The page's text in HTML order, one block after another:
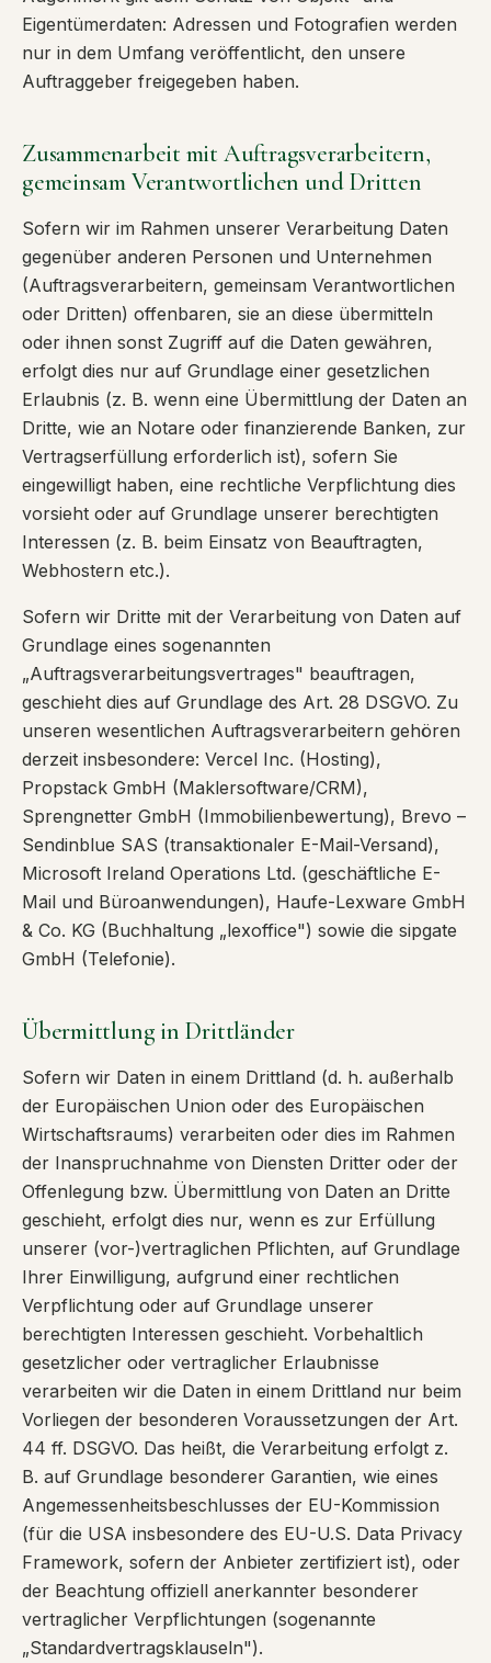
Eigentümerdaten: Adressen und Fotografien werden
nur in dem Umfang veröffentlicht, den unsere
Auftraggeber freigegeben haben.
Zusammenarbeit mit Auftragsverarbeitern,
gemeinsam Verantwortlichen und Dritten
Sofern wir im Rahmen unserer Verarbeitung Daten
gegenüber anderen Personen und Unternehmen
(Auftragsverarbeitern, gemeinsam Verantwortlichen
oder Dritten) offenbaren, sie an diese übermitteln
oder ihnen sonst Zugriff auf die Daten gewähren,
erfolgt dies nur auf Grundlage einer gesetzlichen
Erlaubnis (z. B. wenn eine Übermittlung der Daten an
Dritte, wie an Notare oder finanzierende Banken, zur
Vertragserfüllung erforderlich ist), sofern Sie
eingewilligt haben, eine rechtliche Verpflichtung dies
vorsieht oder auf Grundlage unserer berechtigten
Interessen (z. B. beim Einsatz von Beauftragten,
Webhostern etc.).
Sofern wir Dritte mit der Verarbeitung von Daten auf
Grundlage eines sogenannten
„Auftragsverarbeitungsvertrages" beauftragen,
geschieht dies auf Grundlage des Art. 28 DSGVO. Zu
unseren wesentlichen Auftragsverarbeitern gehören
derzeit insbesondere: Vercel Inc. (Hosting),
Propstack GmbH (Maklersoftware/CRM),
Sprengnetter GmbH (Immobilienbewertung), Brevo –
Sendinblue SAS (transaktionaler E-Mail-Versand),
Microsoft Ireland Operations Ltd. (geschäftliche E-
Mail und Büroanwendungen), Haufe-Lexware GmbH
& Co. KG (Buchhaltung „lexoffice") sowie die sipgate
GmbH (Telefonie).
Übermittlung in Drittländer
Sofern wir Daten in einem Drittland (d. h. außerhalb
der Europäischen Union oder des Europäischen
Wirtschaftsraums) verarbeiten oder dies im Rahmen
der Inanspruchnahme von Diensten Dritter oder der
Offenlegung bzw. Übermittlung von Daten an Dritte
geschieht, erfolgt dies nur, wenn es zur Erfüllung
unserer (vor-)vertraglichen Pflichten, auf Grundlage
Ihrer Einwilligung, aufgrund einer rechtlichen
Verpflichtung oder auf Grundlage unserer
berechtigten Interessen geschieht. Vorbehaltlich
gesetzlicher oder vertraglicher Erlaubnisse
verarbeiten wir die Daten in einem Drittland nur beim
Vorliegen der besonderen Voraussetzungen der Art.
44 ff. DSGVO. Das heißt, die Verarbeitung erfolgt z.
B. auf Grundlage besonderer Garantien, wie eines
Angemessenheitsbeschlusses der EU-Kommission
(für die USA insbesondere des EU-U.S. Data Privacy
Framework, sofern der Anbieter zertifiziert ist), oder
der Beachtung offiziell anerkannter besonderer
vertraglicher Verpflichtungen (sogenannte
„Standardvertragsklauseln").